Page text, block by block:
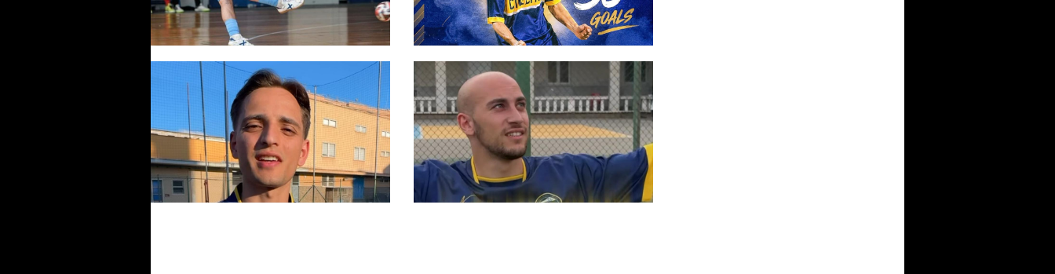
#futsalmercato, il ritorno più
gradito per il Don Bosco: Luca
#futsalmercato, Don Bosco
Cinecittà: arriva Andrea Macchini,
Alessio Mottes rinnova